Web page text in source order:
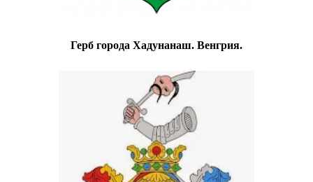
Герб города Хадунанаш. Венгрия.